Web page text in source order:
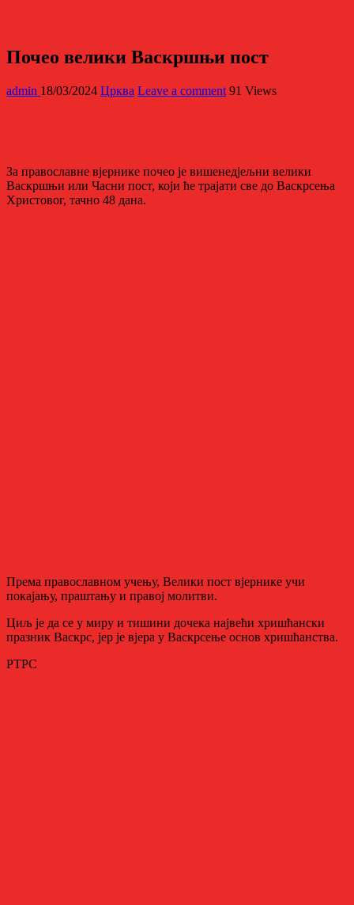
Почео велики Васкршњи пост
admin 18/03/2024 Црква Leave a comment 91 Views
За православне вјернике почео је вишенедјељни велики
Васкршњи или Часни пост, који ће трајати све до Васкрсења
Христовог, тачно 48 дана.
Према православном учењу, Велики пост вјернике учи
покајању, праштању и правој молитви.
Циљ је да се у миру и тишини дочека највећи хришћански
празник Васкрс, јер је вјера у Васкрсење основ хришћанства.
РТРС